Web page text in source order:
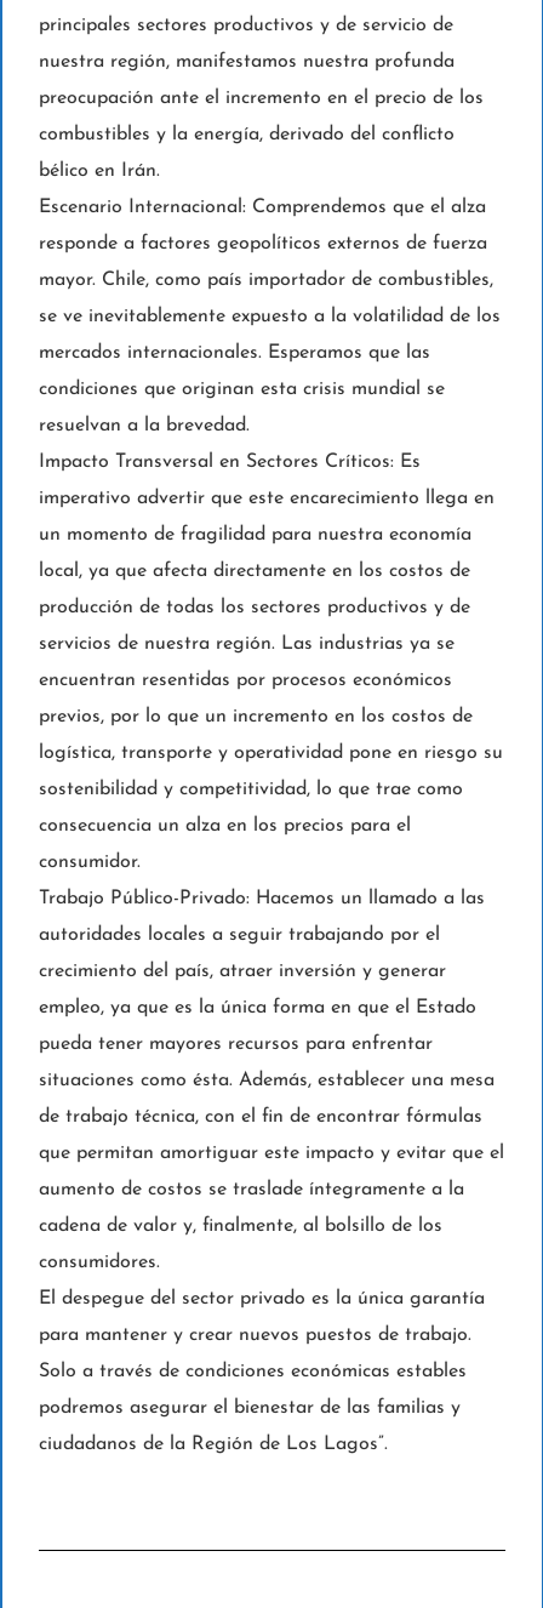
principales sectores productivos y de servicio de
nuestra región, manifestamos nuestra profunda
preocupación ante el incremento en el precio de los
combustibles y la energía, derivado del conflicto
bélico en Irán.
Escenario Internacional: Comprendemos que el alza
responde a factores geopolíticos externos de fuerza
mayor. Chile, como país importador de combustibles,
se ve inevitablemente expuesto a la volatilidad de los
mercados internacionales. Esperamos que las
condiciones que originan esta crisis mundial se
resuelvan a la brevedad.
Impacto Transversal en Sectores Críticos: Es
imperativo advertir que este encarecimiento llega en
un momento de fragilidad para nuestra economía
local, ya que afecta directamente en los costos de
producción de todas los sectores productivos y de
servicios de nuestra región. Las industrias ya se
encuentran resentidas por procesos económicos
previos, por lo que un incremento en los costos de
logística, transporte y operatividad pone en riesgo su
sostenibilidad y competitividad, lo que trae como
consecuencia un alza en los precios para el
consumidor.
Trabajo Público-Privado: Hacemos un llamado a las
autoridades locales a seguir trabajando por el
crecimiento del país, atraer inversión y generar
empleo, ya que es la única forma en que el Estado
pueda tener mayores recursos para enfrentar
situaciones como ésta. Además, establecer una mesa
de trabajo técnica, con el fin de encontrar fórmulas
que permitan amortiguar este impacto y evitar que el
aumento de costos se traslade íntegramente a la
cadena de valor y, finalmente, al bolsillo de los
consumidores.
El despegue del sector privado es la única garantía
para mantener y crear nuevos puestos de trabajo.
Solo a través de condiciones económicas estables
podremos asegurar el bienestar de las familias y
ciudadanos de la Región de Los Lagos”.